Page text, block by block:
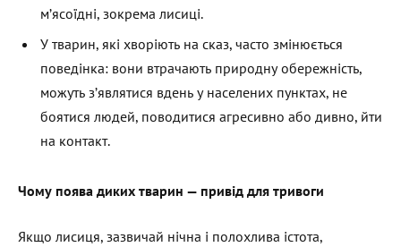
м’ясоїдні, зокрема лисиці.
У тварин, які хворіють на сказ, часто змінюється
поведінка: вони втрачають природну обережність,
можуть з’являтися вдень у населених пунктах, не
боятися людей, поводитися агресивно або дивно, йти
на контакт.
Чому поява диких тварин — привід для тривоги
Якщо лисиця, зазвичай нічна і полохлива істота,